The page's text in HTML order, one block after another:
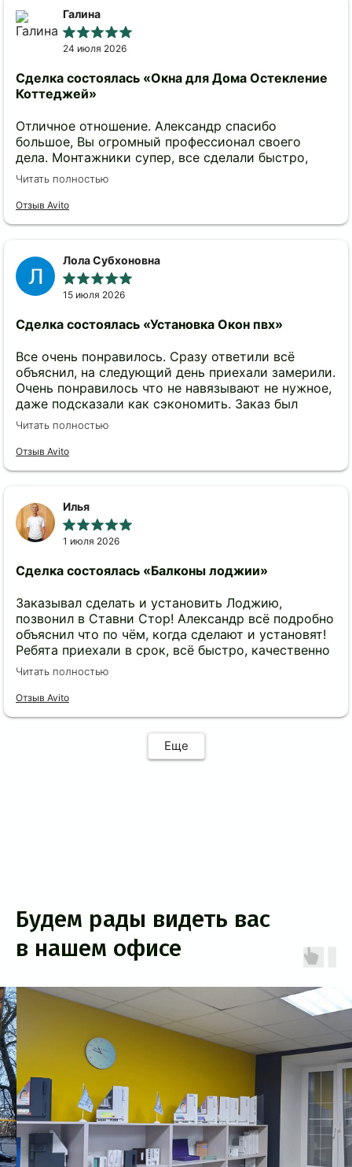
ощутимо больший ценник. Отдельное спасибо за
подаренную дополнительную ручку, которую
предусмотрительно взяли с собой установщики
(первую, что мне вручили, я где то потеряла).
Галина
24 июля 2026
Сделка состоялась «Окна для Дома Остекление
Коттеджей»
Отличное отношение. Александр спасибо
большое, Вы огромный профессионал своего
дела. Монтажники супер, все сделали быстро,
круто и с хорошим настроением. К данному
профи все что надо сделал, что то лишнее указал
на это и порекомендовал сделать как по его
таких людей еще поискать надо что бы прям так
делали обычно накидывают лишнего что бы
заработать на наивных людях. Ну вообщем
спасибо 😉
Читать полностью
Отзыв Avito
Лола Субхоновна
15 июля 2026
Сделка состоялась «Установка Окон пвх»
Все очень понравилось. Сразу ответили всё
объяснил, на следующий день приехали замерили.
Очень понравилось что не навязывают не нужное,
даже подсказали как сэкономить. Заказ был
выполнен в срок как и обещали, цена не
сделал, мусора практически не было. Больше
спасибо. Однозначно рекомендую.
Читать полностью
Отзыв Avito
Илья
1 июля 2026
Сделка состоялась «Балконы лоджии»
Заказывал сделать и установить Лоджию,
позвонил в Ставни Стор! Александр всё подробно
объяснил что по чём, когда сделают и установят!
Ребята приехали в срок, всё быстро, качественно
сделали!!! Спасибо большое Александру, ребятам
рекомендую !!! 👍 👍
Читать полностью
Отзыв Avito
Еще
Будем рады видеть вас
в нашем офисе